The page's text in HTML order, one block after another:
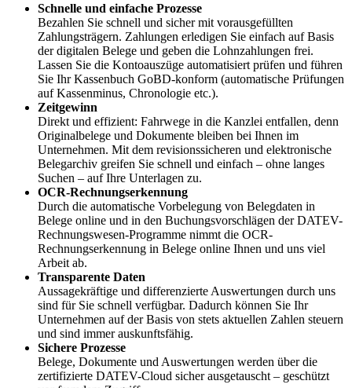
Schnelle und einfache Prozesse
Bezahlen Sie schnell und sicher mit vorausgefüllten
Zahlungsträgern. Zahlungen erledigen Sie einfach auf Basis
der digitalen Belege und geben die Lohnzahlungen frei.
Lassen Sie die Kontoauszüge automatisiert prüfen und führen
Sie Ihr Kassenbuch GoBD-konform (automatische Prüfungen
auf Kassenminus, Chronologie etc.).
Zeitgewinn
Direkt und effizient: Fahrwege in die Kanzlei entfallen, denn
Originalbelege und Dokumente bleiben bei Ihnen im
Unternehmen. Mit dem revisionssicheren und elektronische
Belegarchiv greifen Sie schnell und einfach – ohne langes
Suchen – auf Ihre Unterlagen zu.
OCR-Rechnungserkennung
Durch die automatische Vorbelegung von Belegdaten in
Belege online und in den Buchungsvorschlägen der DATEV-
Rechnungswesen-Programme nimmt die OCR-
Rechnungserkennung in Belege online Ihnen und uns viel
Arbeit ab.
Transparente Daten
Aussagekräftige und differenzierte Auswertungen durch uns
sind für Sie schnell verfügbar. Dadurch können Sie Ihr
Unternehmen auf der Basis von stets aktuellen Zahlen steuern
und sind immer auskunftsfähig.
Sichere Prozesse
Belege, Dokumente und Auswertungen werden über die
zertifizierte DATEV-Cloud sicher ausgetauscht – geschützt